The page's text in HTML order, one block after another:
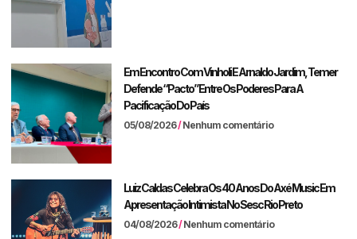
Em Encontro Com Vinholi E Arnaldo Jardim, Temer
Defende “pacto” Entre Os Poderes Para A
Pacificação Do País
05/08/2026 Nenhum comentário
Luiz Caldas Celebra Os 40 Anos Do Axé Music Em
Apresentação Intimista No Sesc Rio Preto
04/08/2026 Nenhum comentário